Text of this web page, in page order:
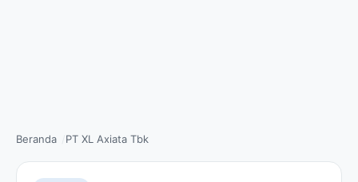
Beranda PT XL Axiata Tbk